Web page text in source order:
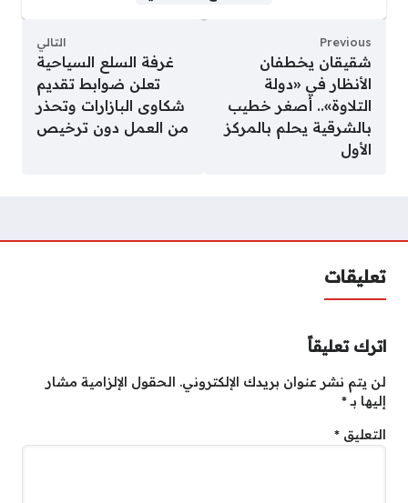
Previous
شقيقان يخطفان
الأنظار في «دولة
التلاوة».. أصغر خطيب
بالشرقية يحلم بالمركز
الأول
التالي
غرفة السلع السياحية
تعلن ضوابط تقديم
شكاوى البازارات وتحذر
من العمل دون ترخيص
تعليقات
اترك تعليقاً
لن يتم نشر عنوان بريدك الإلكتروني. الحقول الإلزامية مشار
إليها بـ*
التعليق *